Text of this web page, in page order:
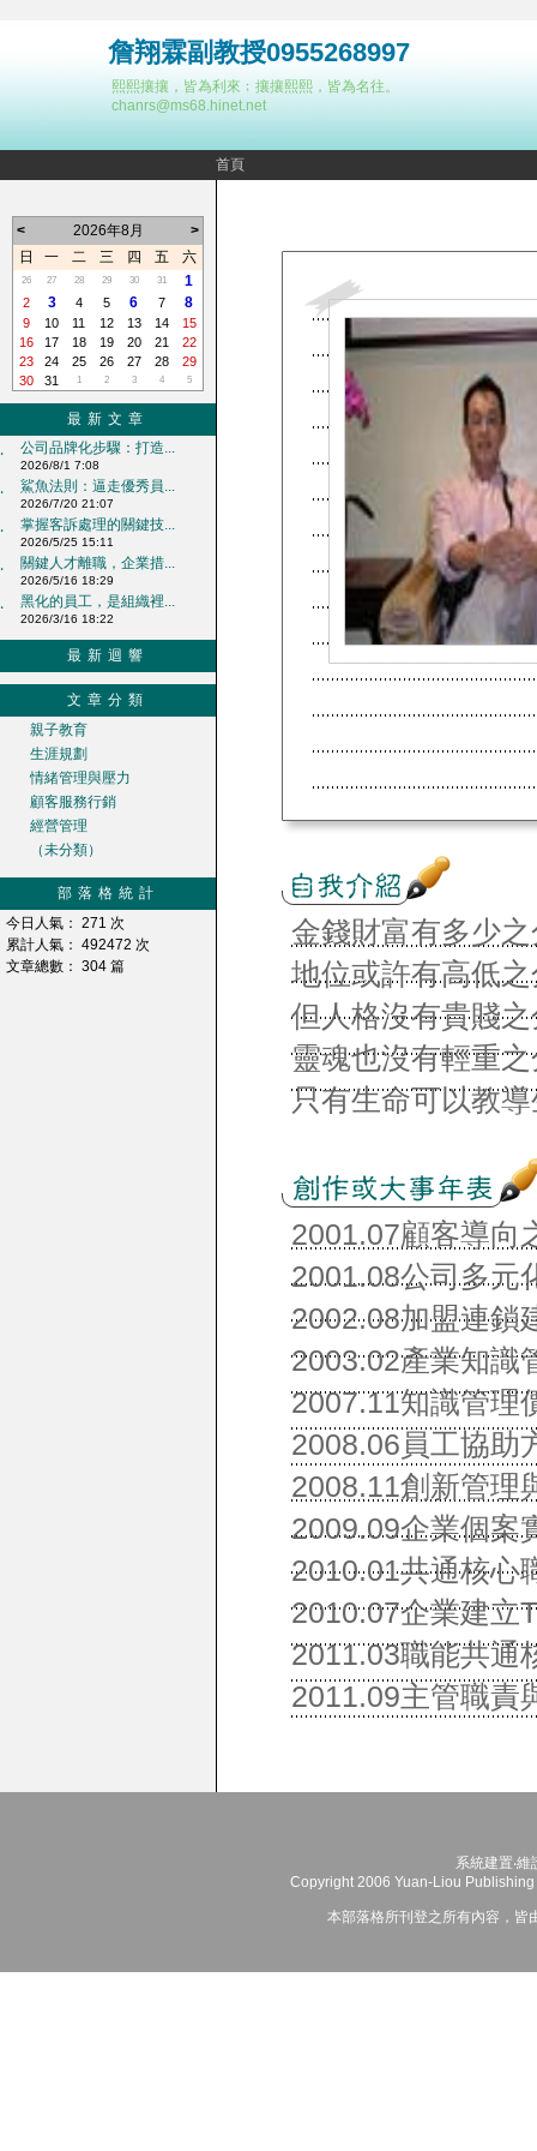
詹翔霖副教授0955268997
熙熙攘攘，皆為利來﹔攘攘熙熙，皆為名往。
chanrs@ms68.hinet.net
首頁
< 2026年8月
>
日
一 二 三 四 五 六
26 27 28 29 30 31 1
2 3 4 5 6 7 8
9 10 11 12 13 14
15
16
17 18 19 20 21
22
23
24 25 26 27 28
29
30
31 1 2 3 4 5
最新文章
‧
公司品牌化步驟：打造...
2026/8/1 7:08
‧ 鯊魚法則：逼走優秀員...
2026/7/20 21:07
‧ 掌握客訴處理的關鍵技...
2026/5/25 15:11
‧ 關鍵人才離職，企業措...
2026/5/16 18:29
‧ 黑化的員工，是組織裡...
2026/3/16 18:22
最新迴響
文章分類
親子教育
生涯規劃
情緒管理與壓力
顧客服務行銷
經營管理
（未分類）
部落格統計
今日人氣： 271 次
累計人氣： 492472 次
文章總數： 304 篇
金錢財富有多少之
地位或許有高低之
但人格沒有貴賤之
靈魂也沒有輕重之
只有生命可以教
2001.07顧客導向
2001.08公司多元
2002.08加盟連鎖
2003.02產業知識
2007.11知識管理
2008.06員工協助
2008.11創新管理
2009.09企業個案
2010.01共通核心
2010.07企業建立
2011.03職能共通
2011.09主管職責
系統建置‧
Copyright 2006 Yuan-Liou
本部落格所刊登之所有內容，皆